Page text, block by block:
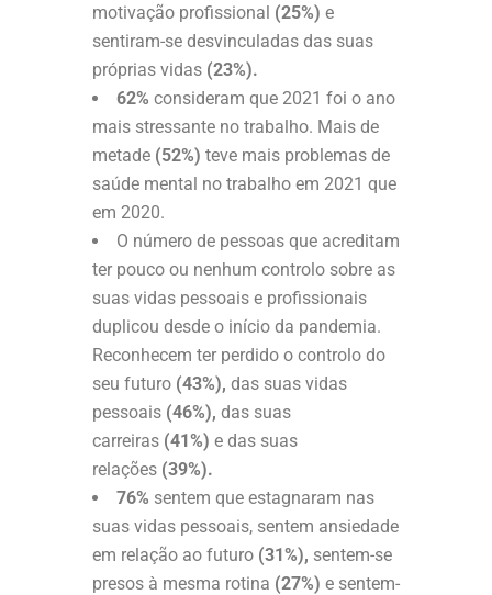
motivação profissional (25%) e
sentiram-se desvinculadas das suas
próprias vidas (23%).
62% consideram que 2021 foi o ano
mais stressante no trabalho. Mais de
metade (52%) teve mais problemas de
saúde mental no trabalho em 2021 que
em 2020.
O número de pessoas que acreditam
ter pouco ou nenhum controlo sobre as
suas vidas pessoais e profissionais
duplicou desde o início da pandemia.
Reconhecem ter perdido o controlo do
seu futuro (43%), das suas vidas
pessoais (46%), das suas
carreiras (41%) e das suas
relações (39%).
76% sentem que estagnaram nas
suas vidas pessoais, sentem ansiedade
em relação ao futuro (31%), sentem-se
presos à mesma rotina (27%) e sentem-